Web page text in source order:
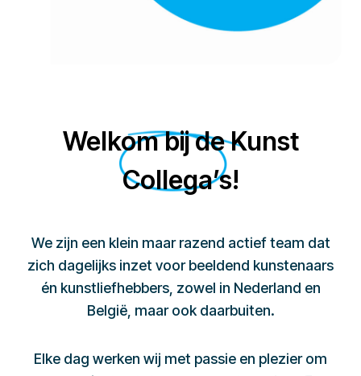
Welkom bij de Kunst
Collega’s!
We zijn een klein maar razend actief team dat
zich dagelijks inzet voor beeldend kunstenaars
én kunstliefhebbers, zowel in Nederland en
België, maar ook daarbuiten.
Elke dag werken wij met passie en plezier om